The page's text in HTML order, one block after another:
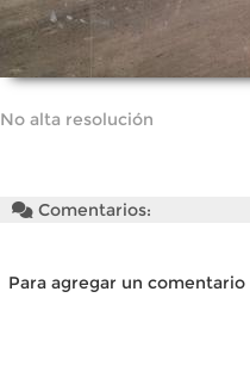
No alta resolución
Comentarios:
Para agregar un comentario